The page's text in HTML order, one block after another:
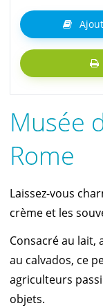
Musée
Rome
Laissez-vous
crème et les
Consacré au lait,
au calvados, ce
agriculteurs
objets.